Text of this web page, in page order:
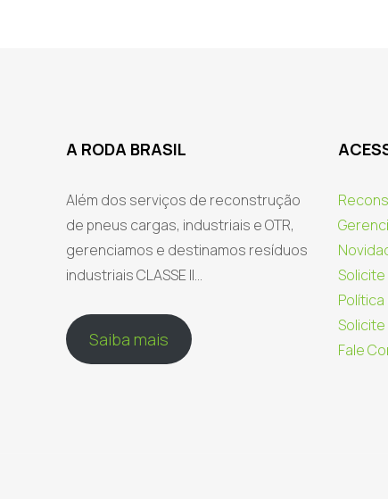
A RODA BRASIL
Além dos serviços de reconstrução
de pneus cargas, industriais e OTR,
gerenciamos e destinamos resíduos
industriais CLASSE II...
Saiba mais
Fale